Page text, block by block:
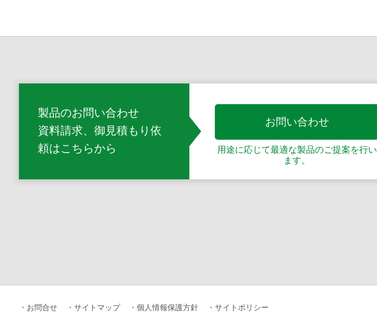
製品のお問い合わせ
資料請求、御見積もり依
頼はこちらから
お問い合わせ
用途に応じて最適な製品のご提案を行い
ます。
お問合せ サイトマップ 個人情報保護方針 サイトポリシー